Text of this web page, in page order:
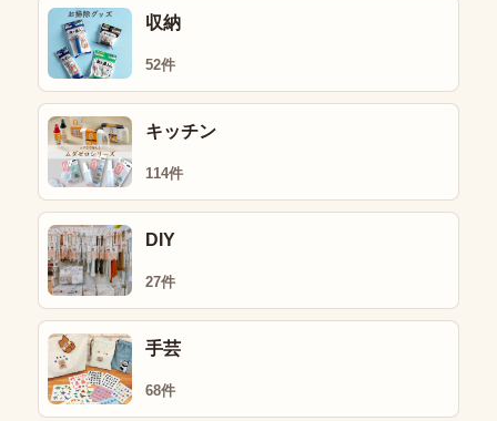
収納
52件
キッチン
114件
DIY
27件
手芸
68件